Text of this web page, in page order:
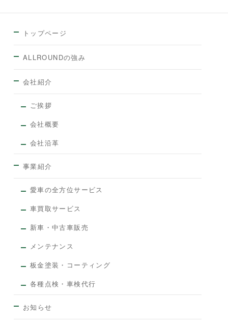
トップページ
ALLROUNDの強み
会社紹介
ご挨拶
会社概要
会社沿革
事業紹介
愛車の全方位サービス
車買取サービス
新車・中古車販売
メンテナンス
板金塗装・コーティング
各種点検・車検代行
お知らせ